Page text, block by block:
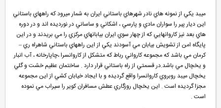
ميبد يكي از نمونه هاي نادر شهرهاي باستاني ايران به شمار ميرود كه راههاي باستاني
اين ديار پير را سواران مادي و پارسي ، اشكاني و ساساني در نورديده اند و در دوره
هاي بعد نيز كاروانهايي كه از چهار سوي ايران بيابانهاي مركزي را مي بريدند و در اين
پايگاه امن از تشويش بيابان مي آسودند يكي از اين راههاي باستاني شاهراه ري –
كرمان مي باشد كه مجموعه كارواني رباط كه متشكل از كاروانسرا ،چاپارخانه ، آب انبار
و يخچال مي باشد.در قسمتي از راه باستاني قرار دارد . ساختمان عظيم خشت و گلي
يخچال ميبد روبروي كاروانسرا واقع گرديده و با ايجاد خيابان كشي از اين مجموعه
مجزا گرديده است . اين يخچال روزگاري عطش مسافران كوير را سيراب مي نموده
است .